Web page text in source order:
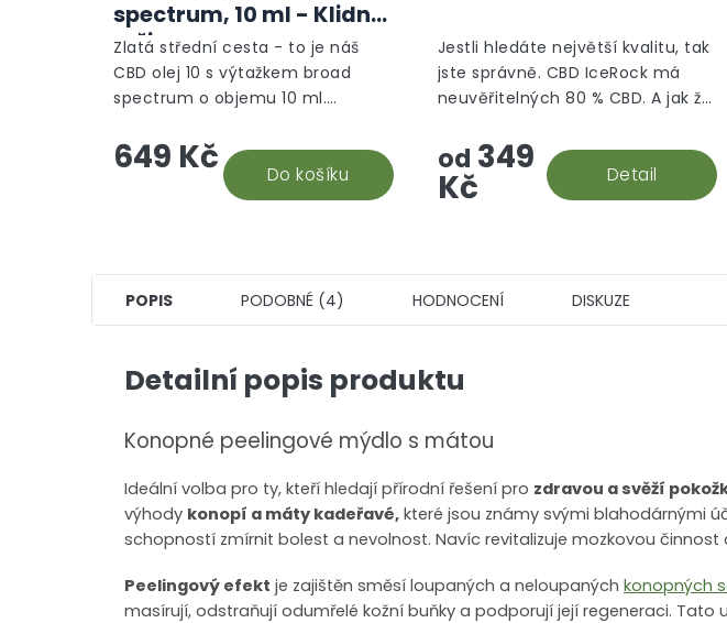
spectrum, 10 ml - Klidný
režim
649 Kč Do košíku
Zlatá střední cesta - to je náš
CBD olej 10 s výtažkem broad
spectrum o objemu 10 ml.
stravy, který vám efektivně
pomůže. Snadná aplikace a...
od 349
Kč Detail
Jestli hledáte největší kvalitu, tak
jste správně. CBD IceRock má
neuvěřitelných 80 % CBD. A jak že
ponoří do konopného extraktu,
který se následně...
POPIS PODOBNÉ (4) HODNOCENÍ DISKUZE
Detailní popis produktu
Konopné peelingové mýdlo s mátou
Ideální volba pro ty, kteří hledají přírodní řešení pro zdravou a svěží
výhody konopí a máty kadeřavé, které jsou známy svými blahodárnými
schopností zmírnit bolest a nevolnost. Navíc revitalizuje mozkovou činnost
Peelingový efekt je zajištěn směsí loupaných a neloupaných konopných
masírují, odstraňují odumřelé kožní buňky a podporují její regeneraci. Tato